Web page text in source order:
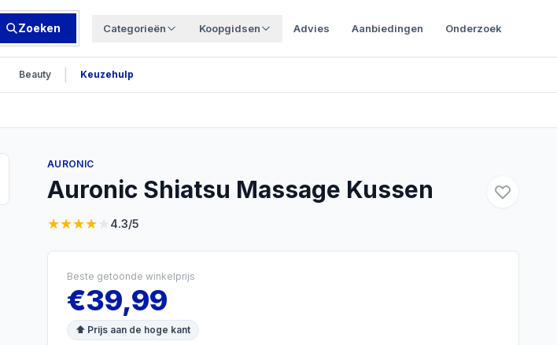
Zoeken Categorieën Koopgidsen Advies Aanbiedingen Onderzoek
Beauty Keuzehulp
AURONIC
Auronic Shiatsu Massage Kussen
★★★★ 4.3/5
Beste getoonde winkelprijs
€39,99
⬆ Prijs aan de hoge kant